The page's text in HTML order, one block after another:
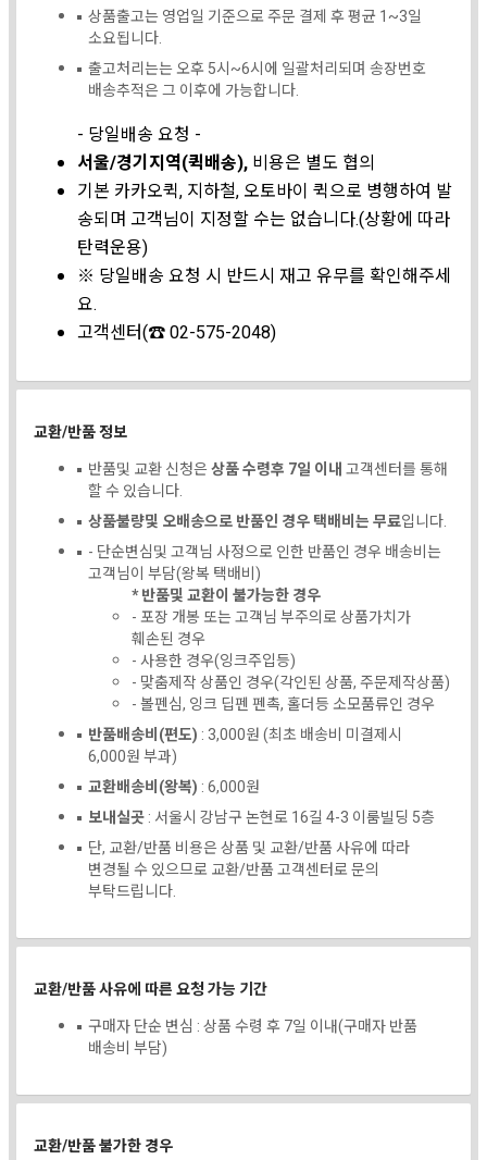
상품출고는 영업일 기준으로 주문 결제 후 평균 1~3일
소요됩니다.
출고처리는는 오후 5시~6시에 일괄처리되며 송장번호
배송추적은 그 이후에 가능합니다.
- 당일배송 요청 -
서울/경기지역(퀵배송), 비용은 별도 협의
기본 카카오퀵, 지하철, 오토바이 퀵으로 병행하여 발
송되며 고객님이 지정할 수는 없습니다.(상황에 따라
탄력운용)
※ 당일배송 요청 시 반드시 재고 유무를 확인해주세
요.
고객센터(☎ 02-575-2048)
교환/반품 정보
반품및 교환 신청은상품 수령후 7일 이내고객센터를 통해
할 수 있습니다.
상품불량및 오배송으로 반품인 경우 택배비는 무료입니다.
- 단순변심및 고객님 사정으로 인한 반품인 경우 배송비는
고객님이 부담(왕복 택배비)
* 반품및 교환이 불가능한 경우
- 포장 개봉 또는 고객님 부주의로 상품가치가
훼손된 경우
- 사용한 경우(잉크주입등)
- 맞춤제작 상품인 경우(각인된 상품, 주문제작상품)
- 볼펜심, 잉크 딥펜 펜촉, 홀더등 소모품류인 경우
반품배송비(편도) : 3,000원 (최초 배송비 미결제시
6,000원 부과)
교환배송비(왕복) : 6,000원
보내실곳: 서울시 강남구 논현로 16길 4-3 이룸빌딩 5층
단, 교환/반품 비용은 상품 및 교환/반품 사유에 따라
변경될 수 있으므로 교환/반품 고객센터로 문의
부탁드립니다.
교환/반품 사유에 따른 요청 가능 기간
구매자 단순 변심 : 상품 수령 후 7일 이내(구매자 반품
배송비 부담)
교환/반품 불가한 경우